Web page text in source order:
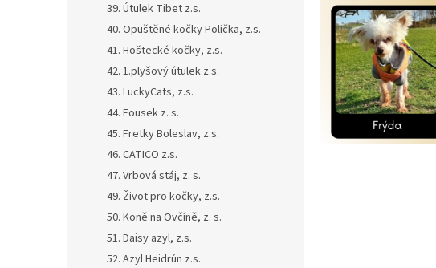
39. Útulek Tibet z.s.
40. Opuštěné kočky Polička, z.s.
41. Hoštecké kočky, z.s.
42. 1.plyšový útulek z.s.
43. LuckyCats, z.s.
44. Fousek z. s.
45. Fretky Boleslav, z.s.
46. CATICO z.s.
47. Vrbová stáj, z. s.
49. Život pro kočky, z.s.
50. Koně na Ovčíně, z. s.
51. Daisy azyl, z.s.
52. Azyl Heidrún z.s.